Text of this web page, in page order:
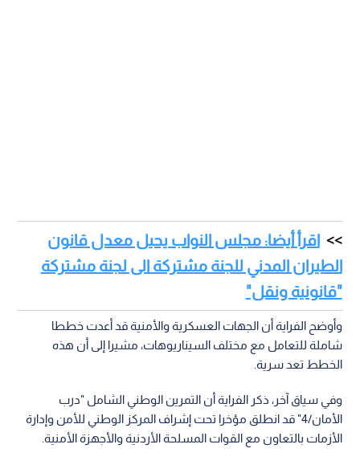
اقرأ أيضا: مجلس النواب يحيل معدل قانون
الطيران المدني للجنة مشتركة الى لجنة مشتركة
"قانونية ونقل"
وأوضح الفراية أن الجهات العسكرية والأمنية قد أعدت خططا
شاملة للتعامل مع مختلف السيناريوهات، مشيرا إلى أن هذه
الخطط تعد سرية.
وفي سياق آخر، ذكر الفراية أن التمرين الوطني الشامل "درب
الأمان/4" قد انطلق مؤخرا تحت إشراف المركز الوطني للأمن وإدارة
الأزمات بالتعاون مع القوات المسلحة الأردنية والأجهزة الأمنية.